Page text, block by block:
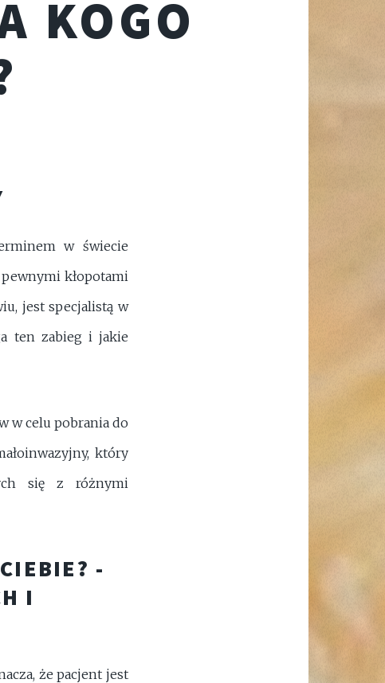
KOGO
w świecie
kłopotami
jest specjalistą w
ten zabieg i jakie
w celu pobrania do
który
się z różnymi
-
I
że pacjent jest